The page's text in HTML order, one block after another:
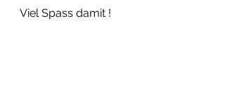
Viel Spass damit !